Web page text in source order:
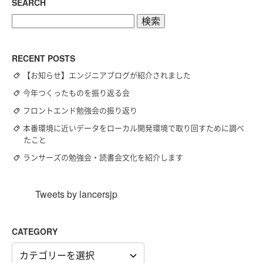
RECENT POSTS
【お知らせ】エンジニアブログが紹介されました
今年つくったものを振り返る会
フロントエンド勉強会の振り返り
本番環境に近いデータをローカル開発環境で取り回すために調べ
たこと
ランサーズの勉強会・読書会文化を紹介します
Tweets by lancersjp
CATEGORY
CATEGORY